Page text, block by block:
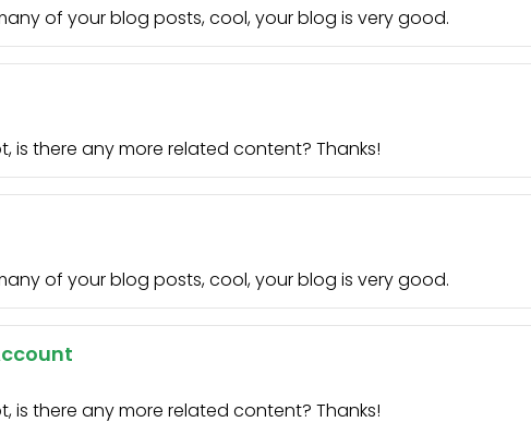
of your blog posts, cool, your blog is very good.
is there any more related content? Thanks!
of your blog posts, cool, your blog is very good.
is there any more related content? Thanks!